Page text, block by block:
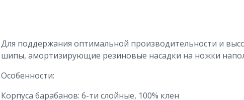
Для поддержания оптимальной производительности и
шипы, амортизирующие резиновые насадки на ножки
Особенности:
Корпуса барабанов: 6-ти слойные, 100% клен